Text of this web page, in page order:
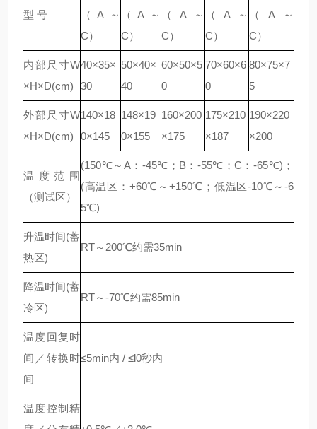
型 号
（A～
C）
（A～
C）
（A～
C）
（A～
C）
（A～
C）
内部尺寸W
×H×D(cm)
40×35×
30
50×40×
40
60×50×5
0
70×60×6
0
80×75×7
5
外部尺寸W
×H×D(cm)
140×18
0×145
148×19
0×155
160×200
×175
175×210
×187
190×220
×200
温度范围
（测试区）
(150℃～ A： -45℃ ； B ： -55℃ ； C ：-65℃) ；
(高温区： +60℃ ～ +150℃ ；低温区-10℃ ～-6
5℃)
升温时间(蓄
热区)
RT～200℃约需35min
降温时间(蓄
冷区)
RT～-70℃约需85min
温度回复时
间／转换时
间
≤5min内 / ≤l0秒内
温度控制精